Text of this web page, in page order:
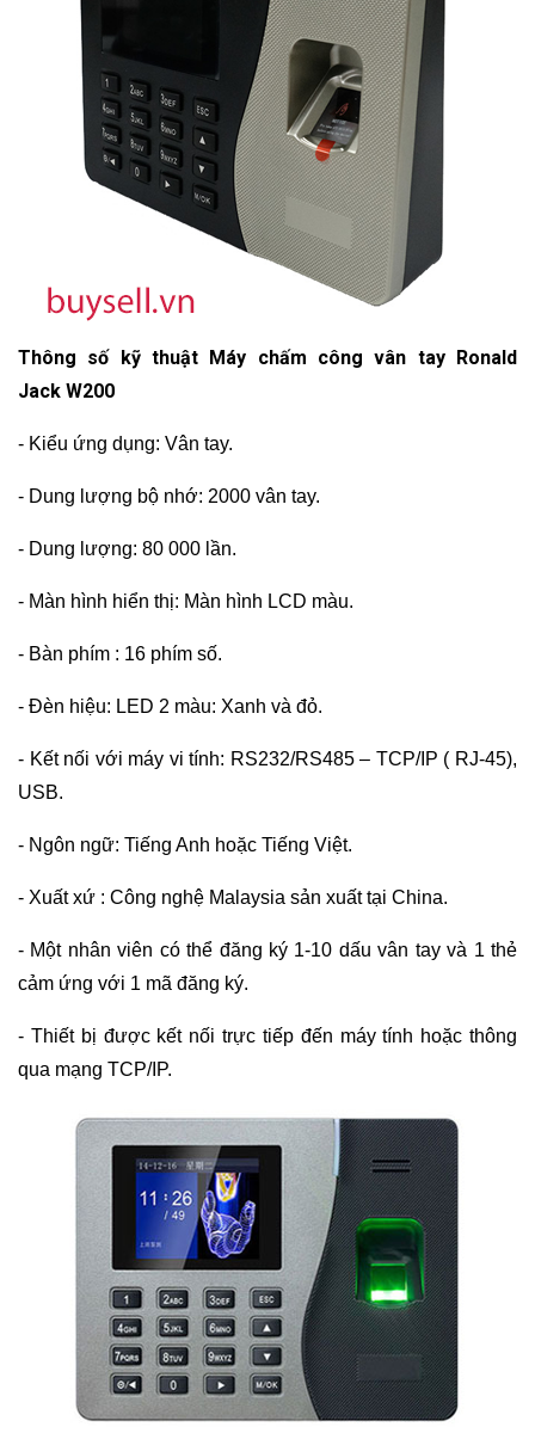
Thông số kỹ thuật Máy chấm công vân tay Ronald
Jack W200
- Kiểu ứng dụng: Vân tay.
- Dung lượng bộ nhớ: 2000 vân tay.
- Dung lượng: 80 000 lần.
- Màn hình hiển thị: Màn hình LCD màu.
- Bàn phím : 16 phím số.
- Đèn hiệu: LED 2 màu: Xanh và đỏ.
- Kết nối với máy vi tính: RS232/RS485 – TCP/IP ( RJ-45),
USB.
- Ngôn ngữ: Tiếng Anh hoặc Tiếng Việt.
- Xuất xứ : Công nghệ Malaysia sản xuất tại China.
- Một nhân viên có thể đăng ký 1-10 dấu vân tay và 1 thẻ
cảm ứng với 1 mã đăng ký.
- Thiết bị được kết nối trực tiếp đến máy tính hoặc thông
qua mạng TCP/IP.